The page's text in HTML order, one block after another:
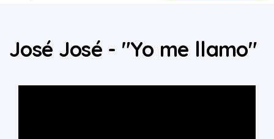
José José - "Yo me llamo"